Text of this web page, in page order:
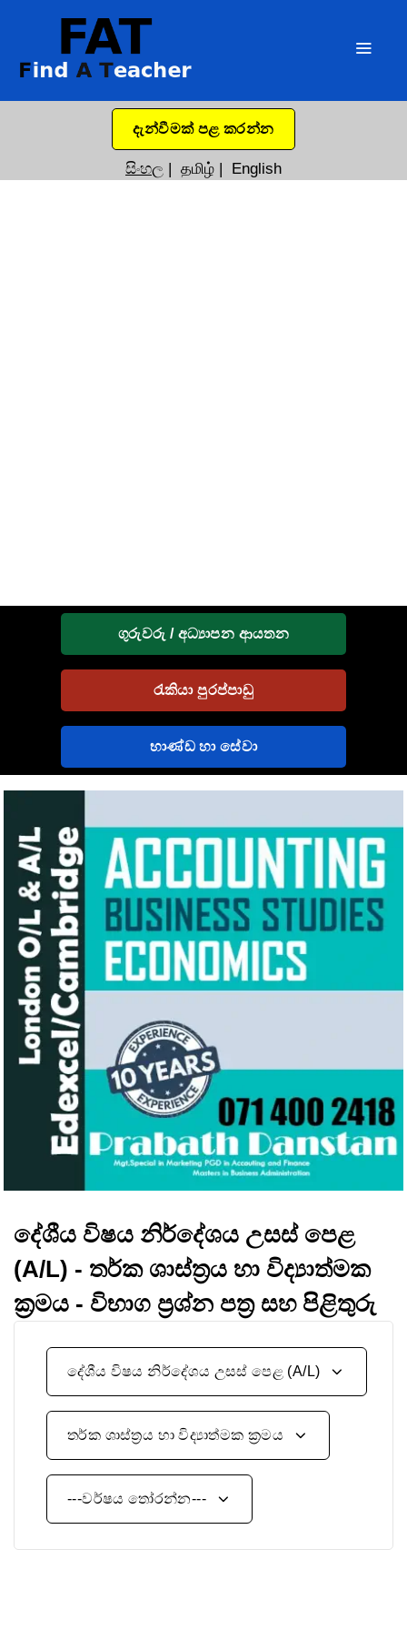
දැන්වීමක් පළ කරන්න
සිංහල | தமிழ் | English
ගුරුවරු / අධ්‍යාපන ආයතන
රැකියා පුරප්පාඩු
භාණ්ඩ හා සේවා
දේශීය විෂය නිර්දේශය උසස් පෙළ
(A/L) - තර්ක ශාස්ත්‍රය හා විද්‍යාත්මක
ක්‍රමය - විභාග ප්‍රශ්න පත්‍ර සහ පිළිතුරු
දේශීය විෂය නිර්දේශය උසස් පෙළ (A/L)
තර්ක ශාස්ත්‍රය හා විද්‍යාත්මක ක්‍රමය
---වර්ෂය තෝරන්න---